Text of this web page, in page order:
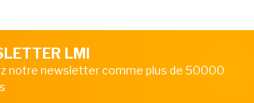
LMI
notre newsletter comme plus de 50000